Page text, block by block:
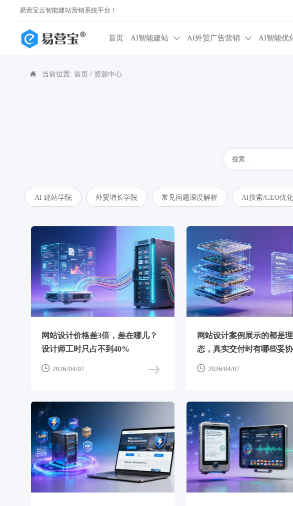
易营宝云智能建站营销系统平台！
首页 AI智能建站  AI外贸广告营销  AI智能优
 当前位置: 首页/ 资源中心
AI 建站学院 外贸增长学院 常见问题深度解析 AI搜索/GEO优
网站设计价格差3倍，差在哪儿？
设计师工时只占不到40%
 2026/04/07
网站设计案例展示的都是
态，真实交付时有哪些妥
 2026/04/07